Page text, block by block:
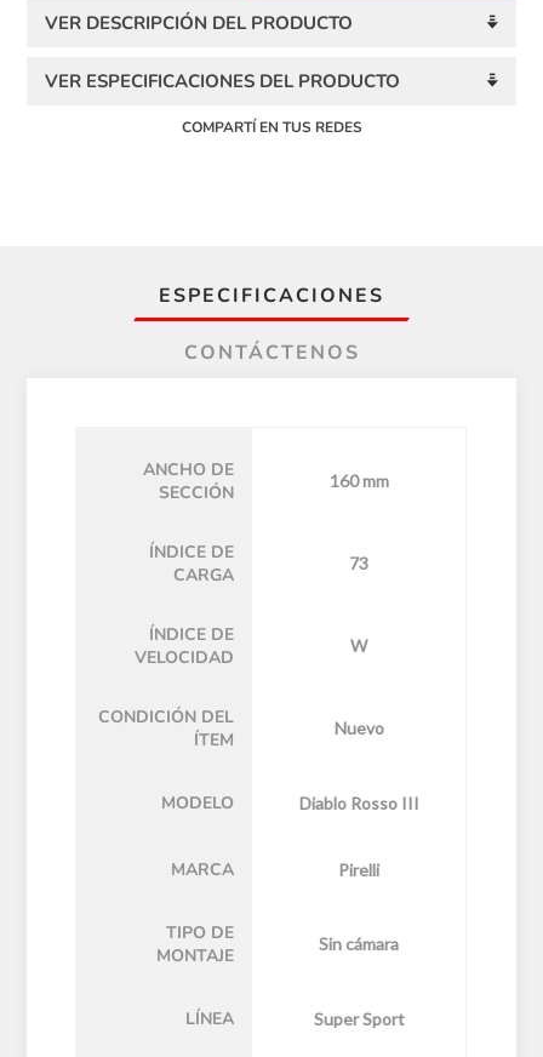
VER DESCRIPCIÓN DEL PRODUCTO
VER ESPECIFICACIONES DEL PRODUCTO
COMPARTÍ EN TUS REDES
ESPECIFICACIONES
CONTÁCTENOS
ANCHO DE
SECCIÓN
160 mm
ÍNDICE DE
CARGA
73
ÍNDICE DE
VELOCIDAD
W
CONDICIÓN DEL
ÍTEM
Nuevo
MODELO Diablo Rosso III
MARCA Pirelli
TIPO DE
MONTAJE
Sin cámara
LÍNEA Super Sport